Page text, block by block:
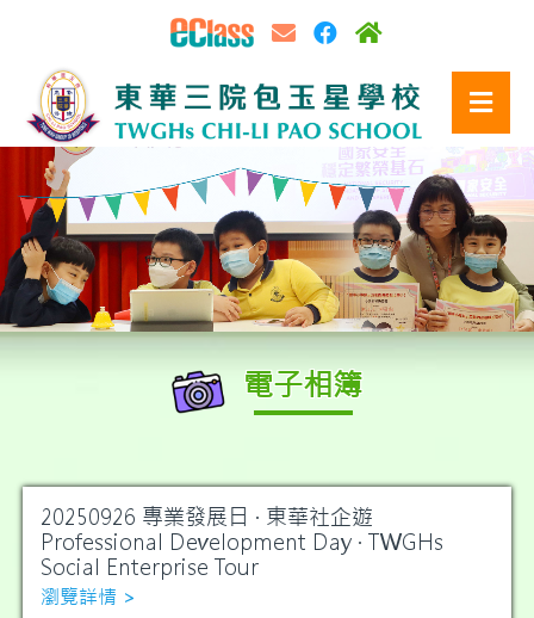
電子相簿
5
NOV
20250926 專業發展日 · 東華社企遊
Professional Development Day · TWGHs
Social Enterprise Tour
瀏覽詳情 >